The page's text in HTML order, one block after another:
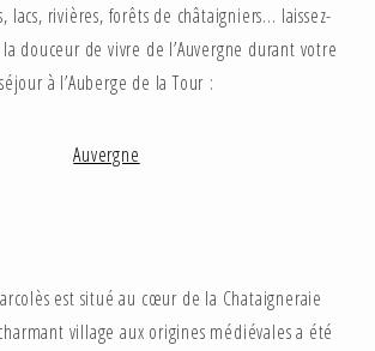
lacs, rivières, forêts de châtaigniers… laissez-
douceur de vivre de l’Auvergne durant votre
séjour à l’Auberge de la Tour :
Auvergne
est situé au cœur de la Chataigneraie
village aux origines médiévales a été